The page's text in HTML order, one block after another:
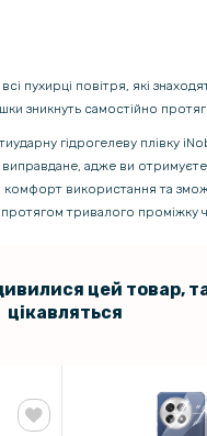
пухирці повітря, які
зникнуть самостійно
гідрогелеву плівку
адже ви отримуєте
комфорт використання та
протягом тривалого проміжку
цей товар,
цікавляться